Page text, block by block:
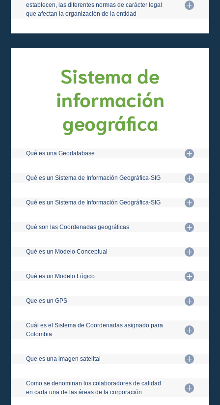
establecen, las diferentes normas de carácter legal
que afectan la organización de la entidad
Sistema de
información
geográfica
Qué es una Geodatabase
Qué es un Sistema de Información Geográfica-SIG
Qué es un Sistema de Información Geográfica-SIG
Qué son las Coordenadas geográficas
Qué es un Modelo Conceptual
Qué es un Modelo Lógico
Que es un GPS
Cuál es el Sistema de Coordenadas asignado para
Colombia
Que es una imagen satelital
Como se denominan los colaboradores de calidad
en cada una de las áreas de la corporación